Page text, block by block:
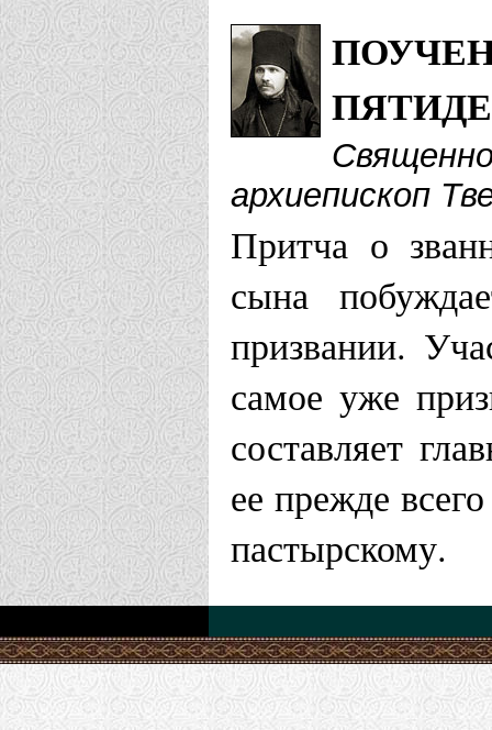
архиепископ
Притча о
сына
призвании.
самое уже
составляет
ее прежде
пастырскому.